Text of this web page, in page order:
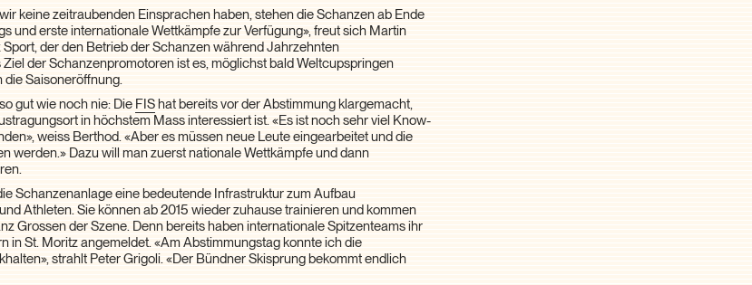
keine zeitraubenden Einsprachen haben, stehen die Schanzen ab Ende
und erste internationale Wettkämpfe zur Verfügung», freut sich Martin
der den Betrieb der Schanzen während Jahrzehnten
der Schanzenpromotoren ist es, möglichst bald Weltcupspringen
die Saisoneröffnung.
gut wie noch nie: Die FIShat bereits vor der Abstimmung klargemacht,
in höchstem Mass interessiert ist. «Es ist noch sehr viel Know-
weiss Berthod. «Aber es müssen neue Leute eingearbeitet und die
werden.» Dazu will man zuerst nationale Wettkämpfe und dann
Schanzenanlage eine bedeutende Infrastruktur zum Aufbau
Athleten. Sie können ab 2015 wieder zuhause trainieren und kommen
Grossen der Szene. Denn bereits haben internationale Spitzenteams ihr
in St. Moritz angemeldet. «Am Abstimmungstag konnte ich die
strahlt Peter Grigoli. «Der Bündner Skisprung bekommt endlich